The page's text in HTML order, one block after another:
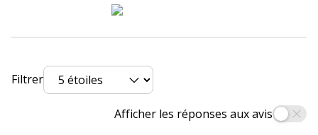
Données logistiques
Données logistiques
Filtrer
Afficher les réponses aux avis